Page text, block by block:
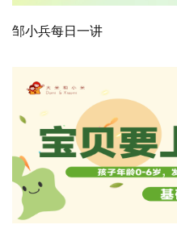
邹小兵每日一讲